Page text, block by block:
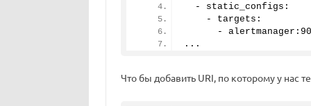
  - static_configs:
    - targets:
      - alertmanager:
...
Что бы добавить URI, по которому у нас